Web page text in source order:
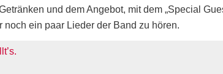
und dem Ange­bot, mit dem „Spe­cial
noch ein paar Lie­der der Band zu hören.